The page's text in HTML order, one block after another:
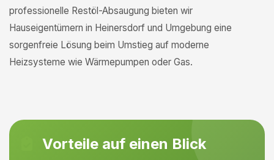
professionelle Restöl-Absaugung bieten wir
Hauseigentümern in Heinersdorf und Umgebung eine
sorgenfreie Lösung beim Umstieg auf moderne
Heizsysteme wie Wärmepumpen oder Gas.
Vorteile auf einen Blick